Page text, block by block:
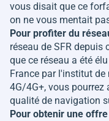
vous disait que ce
on ne vous mentait
Pour profiter du
réseau de SFR depuis
que ce réseau a été élu
France par l'institut de
4G/4G+, vous pourrez
qualité de navigation
Pour obtenir une